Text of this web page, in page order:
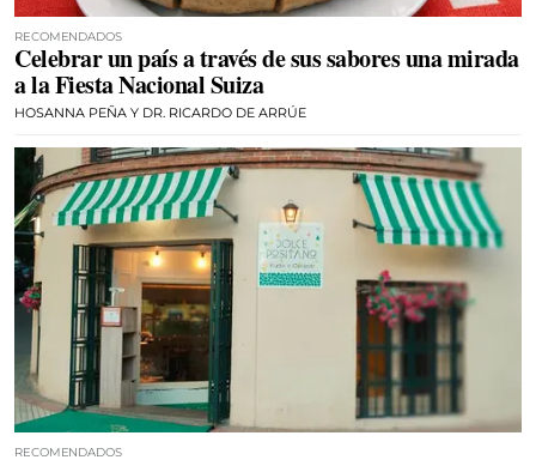
RECOMENDADOS
Celebrar un país a través de sus sabores una mirada
a la Fiesta Nacional Suiza
HOSANNA PEÑA Y DR. RICARDO DE ARRÚE
RECOMENDADOS